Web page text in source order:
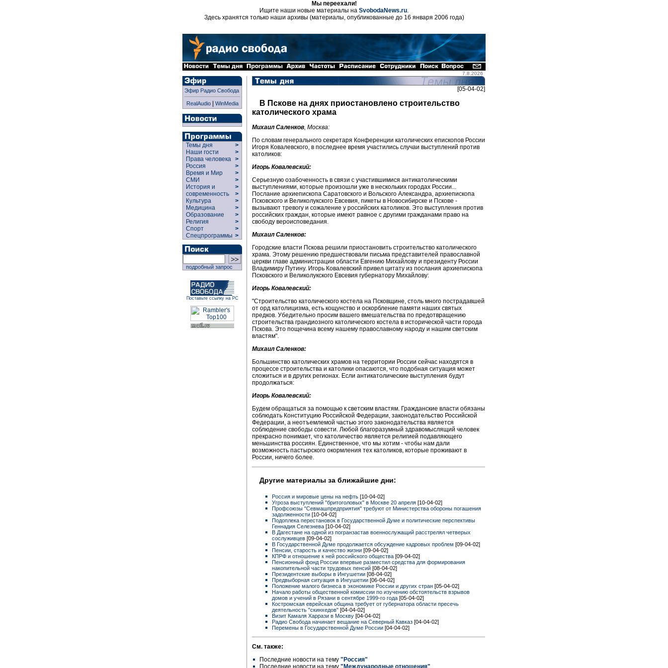
Мы переехали!
Ищите наши новые материалы на SvobodaNews.ru.
Здесь хранятся только наши архивы (материалы, опубликованные до 16 января 2006 года)
7.8.2026
Эфир Радио Свобода
RealAudio| WinMedia
Темы дня
>
Наши гости
>
Права человека >
Россия
>
Время и Мир
>
СМИ
>
История и
современность
>
>
Культура
>
Медицина
>
Образование
>
Религия
>
Спорт
>
Спецпрограммы >
подробный запрос
Поставьте ссылку на РС
[05-04-02]
В Пскове на днях приостановлено строительство
католического храма
Михаил Саленков , Москва:
По словам генерального секретаря Конференции католических епископов России
Игоря Ковалевского, в последнее время участились случаи выступлений против
католиков:
Игорь Ковалевский:
Серьезную озабоченность в связи с участившимися антикатолическими
выступлениями, которые произошли уже в нескольких городах России...
Послание архиепископа Саратовского и Вольского Александра, архиепископа
Псковского и Великолукского Евсевия, пикеты в Новосибирске и Пскове -
вызывают тревогу и сожаление у российских католиков. Это выступления против
российских граждан, которые имеют равное с другими гражданами право на
свободу вероисповедания.
Михаил Саленков:
Городские власти Пскова решили приостановить строительство католического
храма. Этому решению предшествовали письма представителей православной
церкви главе администрации области Евгению Михайлову и президенту России
Владимиру Путину. Игорь Ковалевский привел цитату из послания архиепископа
Псковского и Великолукского Евсевия губернатору Михайлову:
Игорь Ковалевский:
"Строительство католического костела на Псковщине, столь много пострадавшей
от орд католицизма, есть кощунство и оскорбление памяти наших святых
предков. Убедительно просим вашего вмешательства по предотвращению
строительства грандиозного католического костела в исторической части города
Пскова. Это пощечина всему нашему православному народу и нашим светским
властям".
Михаил Саленков:
Большинство католических храмов на территории России сейчас находятся в
процессе строительства и католики опасаются, что подобная ситуация может
сложиться и в других регионах. Если антикатолические выступления будут
продолжаться:
Игорь Ковалевский:
Будем обращаться за помощью к светским властям. Гражданские власти обязаны
соблюдать Конституцию Российской Федерации, законодательство Российской
Федерации, а неотъемлемой частью этого законодательства является
соблюдение свободы совести. Любой благоразумный здравомыслящий человек
прекрасно понимает, что католичество является религией подавляющего
меньшинства россиян. Единственное, что мы хотим - чтобы нам дали
возможность пастырского окормления тех католиков, которые проживают в
России, ничего более.
Другие материалы за ближайшие дни:
Россия и мировые цены на нефть [10-04-02]
Угроза выступлений "бритоголовых" в Москве 20 апреля [10-04-02]
Профсоюзы "Севмашпредприятия" требуют от Министерства обороны погашения
задолженности [10-04-02]
Подоплека перестановок в Государственной Думе и политические перспективы
Геннадия Селезнева [10-04-02]
В Дагестане на одной из погранзастав военнослужащий расстрелял четверых
сослуживцев [09-04-02]
В Государственной Думе продолжается обсуждение кадровых проблем [09-04-02]
Пенсии, старость и качество жизни [09-04-02]
КПРФ и отношение к ней российского общества [09-04-02]
Пенсионный фонд России впервые разместил средства для формирования
накопительной части трудовых пенсий [08-04-02]
Президентские выборы в Ингушетии [08-04-02]
Предвыборная ситуация в Ингушетии [06-04-02]
Положение малого бизнеса в экономике России и других стран [05-04-02]
Начало работы общественной комиссии по изучению обстоятельств взрывов
домов и учений в Рязани в сентябре 1999-го года [05-04-02]
Костромская еврейская община требует от губернатора области пресечь
деятельность "скинхедов" [04-04-02]
Визит Камаля Харрази в Москву [04-04-02]
Радио Свобода начинает вещание на Северный Кавказ [04-04-02]
Перемены в Государственной Думе России [04-04-02]
См. также:
Последние новости на тему "Россия"
Последние новости на тему "Международные отношения"